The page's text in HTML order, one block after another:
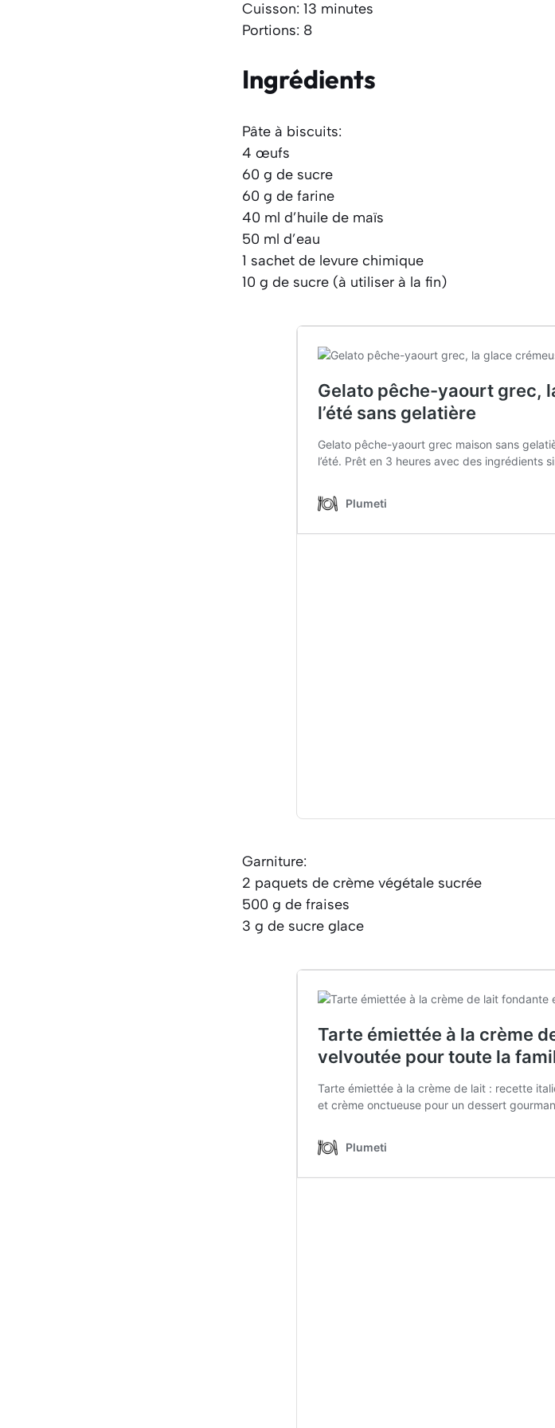
Cuisson: 13 minutes
Portions: 8
Ingrédients
Pâte à biscuits:
4 œufs
60 g de sucre
60 g de farine
40 ml d’huile de maïs
50 ml d’eau
1 sachet de levure chimique
10 g de sucre (à utiliser à la fin)
Garniture:
2 paquets de crème végétale sucrée
500 g de fraises
3 g de sucre glace